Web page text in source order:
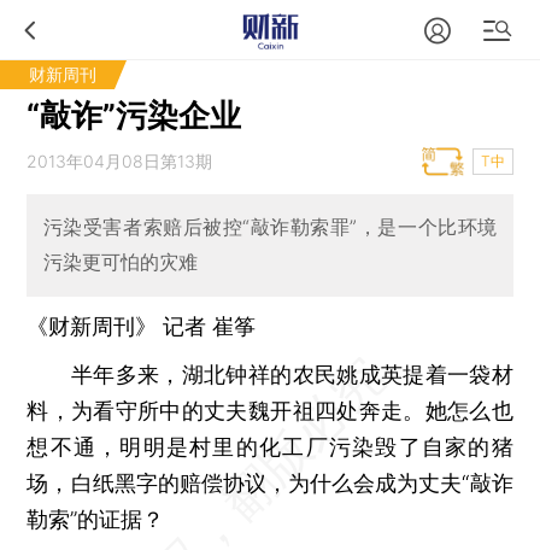
财新周刊
“敲诈”污染企业
2013年04月08日第13期 T中
污染受害者索赔后被控“敲诈勒索罪”，是一个比环境
污染更可怕的灾难
《财新周刊》 记者崔筝
半年多来，湖北钟祥的农民姚成英提着一袋材
料，为看守所中的丈夫魏开祖四处奔走。她怎么也
想不通，明明是村里的化工厂污染毁了自家的猪
场，白纸黑字的赔偿协议，为什么会成为丈夫“敲诈
勒索”的证据？